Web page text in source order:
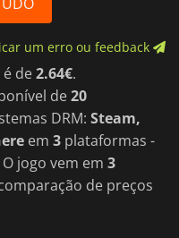
um erro ou feedback
de2.64€.
de20
DRM: Steam,
em 3 plataformas -
O jogo vem em 3
de preços